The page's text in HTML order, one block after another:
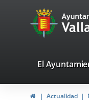
Portal
Web
de
valladolid.es
El
HomeActualidad